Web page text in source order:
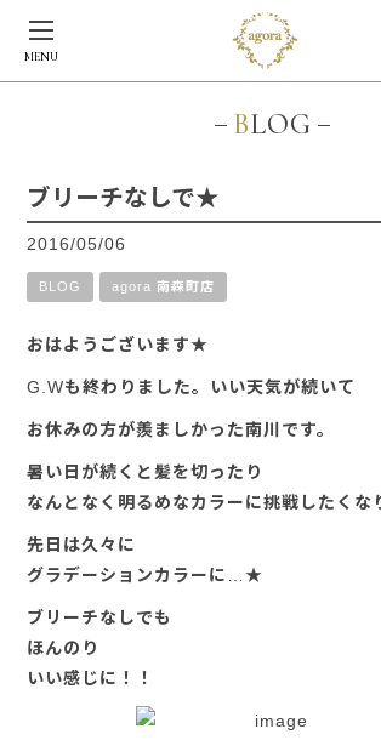
MENU
BLOG
ブリーチなしで★
2016/05/06
BLOG agora 南森町店
おはようございます★
G.Wも終わりました。いい天気が続いて
お休みの方が羨ましかった南川です。
暑い日が続くと髪を切ったり
なんとなく明るめなカラーに挑戦したく
先日は久々に
グラデーションカラーに…★
ブリーチなしでも
ほんのり
いい感じに！！